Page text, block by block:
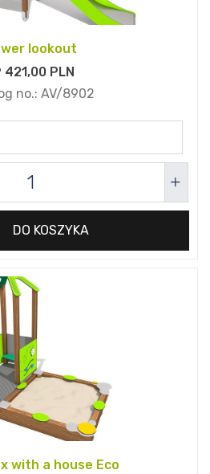
lookout
421,00PLN
no.: AV/8902
DO KOSZYKA
with a house Eco